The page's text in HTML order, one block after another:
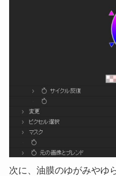
次に、油膜のゆがみやゆ